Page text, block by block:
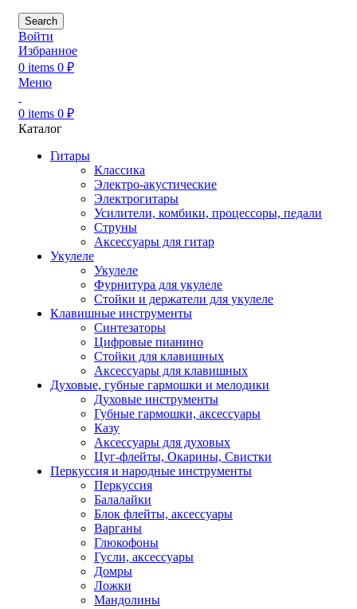
Search
Войти
Избранное
0 items 0 ₽
Меню
0 items 0 ₽
Каталог
Гитары
Классика
Электро-акустические
Электрогитары
Усилители, комбики, процессоры, педали
Струны
Аксессуары для гитар
Укулеле
Укулеле
Фурнитура для укулеле
Стойки и держатели для укулеле
Клавишные инструменты
Синтезаторы
Цифровые пианино
Стойки для клавишных
Аксессуары для клавишных
Духовые, губные гармошки и мелодики
Духовые инструменты
Губные гармошки, аксессуары
Казу
Аксессуары для духовых
Цуг-флейты, Окарины, Свистки
Перкуссия и народные инструменты
Перкуссия
Балалайки
Блок флейты, аксессуары
Варганы
Глюкофоны
Гусли, аксессуары
Домры
Ложки
Мандолины